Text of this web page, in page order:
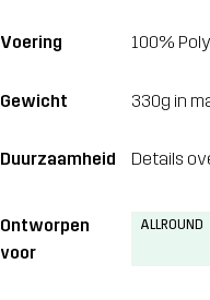
Voering 100%
Gewicht 330g in
Duurzaamheid Details
Ontworpen
voor
ALLROUND